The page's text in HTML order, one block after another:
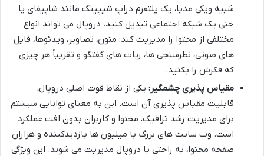
شبیه ویکی مدیا، یک پلتفرم دراپ شیپینگ مانند شاپیفای یا
حتی یک شبکه اجتماعی تبدیل کنید. دروپال می تواند انواع
مختلفی از محتوا را مدیریت کند: متون، تصاویر، ویدئوها، فایل
های صوتی، نظرسنجی ها، ربات های گفتگو و تقریباً هر چیزی
که فکرش را بکنید.
مقیاس پذیری چشمگیر: یکی از نقاط قوت اصلی دروپال،
قابلیت مقیاس پذیری آن است. این به معنای توانایی سیستم
برای مدیریت رشد ترافیک، محتوا و کاربران بدون افت عملکرد
است. وب سایت های بزرگ با میلیون ها بازدیدکننده و هزاران
صفحه محتوا، به راحتی با دروپال مدیریت می شوند. این ویژگی